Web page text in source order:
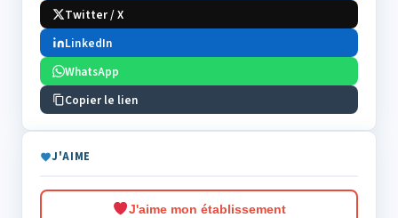
Twitter / X
LinkedIn
WhatsApp
Copier le lien
J'AIME
J'aime mon établissement